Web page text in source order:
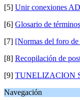
[5] Unir conexiones
[6] Glosario de
[7] [Normas del foro
[8] Recopilación de
[9] TUNELIZACION
Navegación